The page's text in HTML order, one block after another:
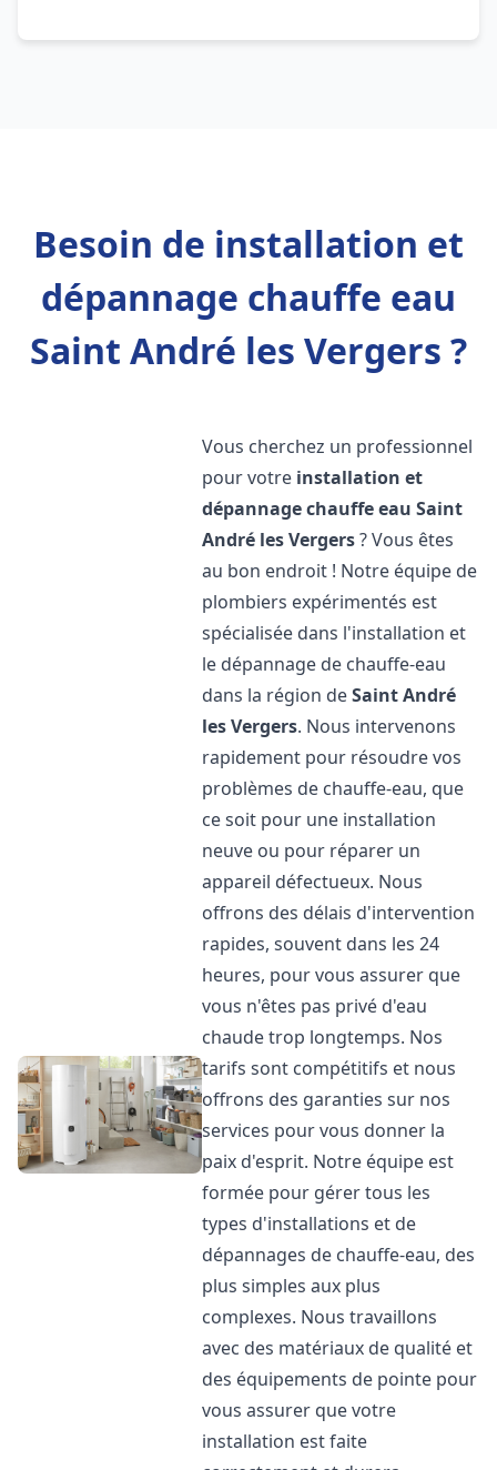
Besoin de installation et
dépannage chauffe eau
Saint André les Vergers ?
Vous cherchez un professionnel
pour votre installation et
dépannage chauffe eau Saint
André les Vergers? Vous êtes
au bon endroit ! Notre équipe de
plombiers expérimentés est
spécialisée dans l'installation et
le dépannage de chauffe-eau
dans la région deSaint André
les Vergers. Nous intervenons
rapidement pour résoudre vos
problèmes de chauffe-eau, que
ce soit pour une installation
neuve ou pour réparer un
appareil défectueux. Nous
offrons des délais d'intervention
rapides, souvent dans les 24
heures, pour vous assurer que
vous n'êtes pas privé d'eau
chaude trop longtemps. Nos
tarifs sont compétitifs et nous
offrons des garanties sur nos
services pour vous donner la
paix d'esprit. Notre équipe est
formée pour gérer tous les
types d'installations et de
dépannages de chauffe-eau, des
plus simples aux plus
complexes. Nous travaillons
avec des matériaux de qualité et
des équipements de pointe pour
vous assurer que votre
installation est faite